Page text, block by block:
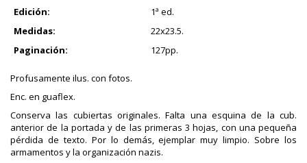
Edición:
1ª ed.
Medidas:
22x23.5.
Paginación:
127pp.
Profusamente ilus. con fotos.
Enc. en guaflex.
Conserva las cubiertas originales. Falta una esquina de la cub.
anterior de la portada y de las primeras 3 hojas, con una pequeña
pérdida de texto. Por lo demás, ejemplar muy limpio. Sobre los
armamentos y la organización nazis.